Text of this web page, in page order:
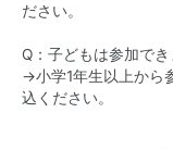
ださい。
Q：​子どもは参加でき
→小学1年生以上から
込ください。